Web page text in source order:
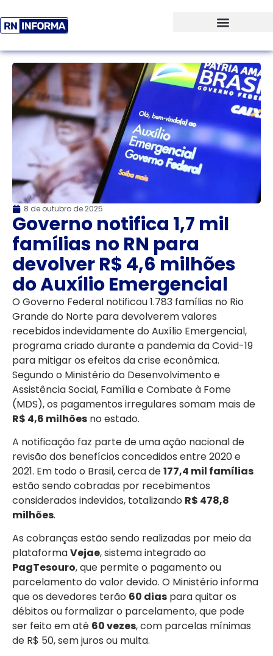
8 de outubro de 2025
Governo notifica 1,7 mil
famílias no RN para
devolver R$ 4,6 milhões
do Auxílio Emergencial
O Governo Federal notificou 1.783 famílias no Rio
Grande do Norte para devolverem valores
recebidos indevidamente do Auxílio Emergencial,
programa criado durante a pandemia da Covid-19
para mitigar os efeitos da crise econômica.
Segundo o Ministério do Desenvolvimento e
Assistência Social, Família e Combate à Fome
(MDS), os pagamentos irregulares somam mais de
R$ 4,6 milhões no estado.
A notificação faz parte de uma ação nacional de
revisão dos benefícios concedidos entre 2020 e
2021. Em todo o Brasil, cerca de177,4 mil famílias
estão sendo cobradas por recebimentos
considerados indevidos, totalizando R$ 478,8
milhões.
As cobranças estão sendo realizadas por meio da
plataformaVejae, sistema integrado ao
PagTesouro, que permite o pagamento ou
parcelamento do valor devido. O Ministério informa
que os devedores terão 60 dias para quitar os
débitos ou formalizar o parcelamento, que pode
ser feito em até 60 vezes, com parcelas mínimas
de R$ 50, sem juros ou multa.